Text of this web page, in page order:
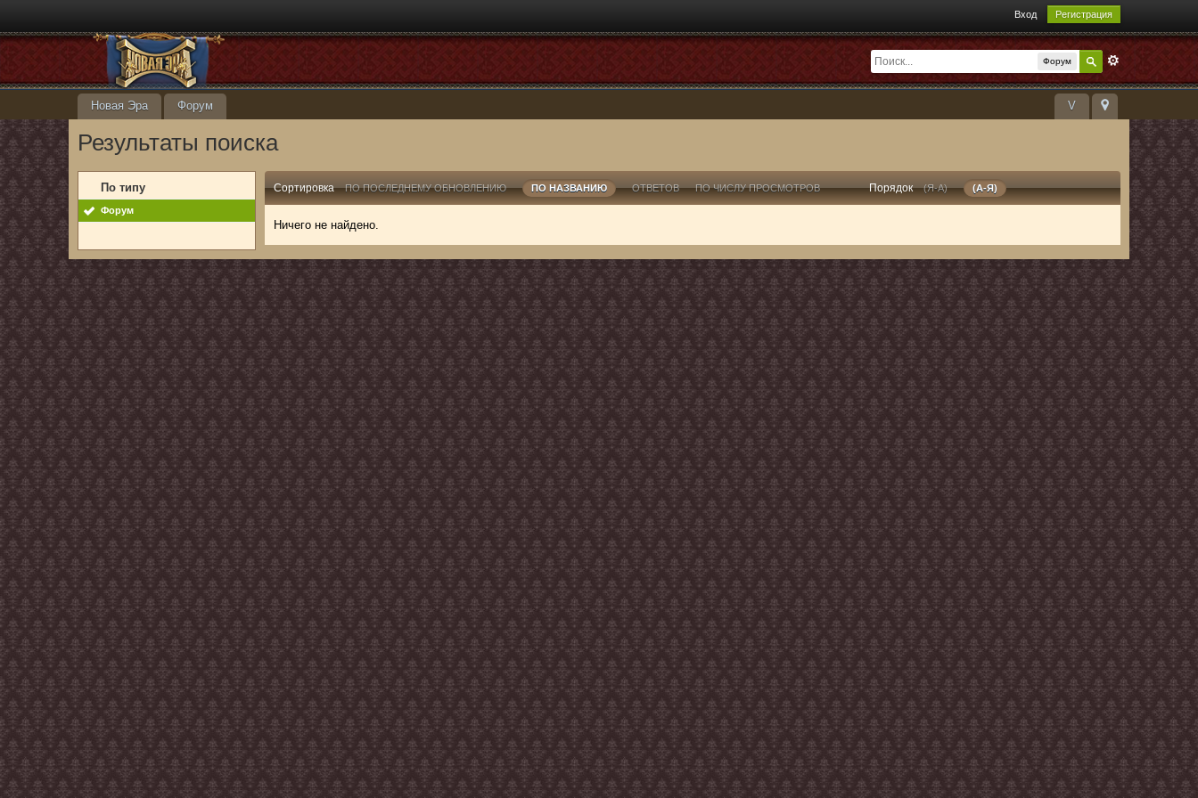
Вход Регистрация
Форум
V
Новая Эра Форум
Результаты поиска
По типу
Форум
Сортировка ПО ПОСЛЕДНЕМУ ОБНОВЛЕНИЮ ПО НАЗВАНИЮ ОТВЕТОВ ПО ЧИСЛУ ПРОСМОТРОВ Порядок (Я-А) (А-Я)
Ничего не найдено.